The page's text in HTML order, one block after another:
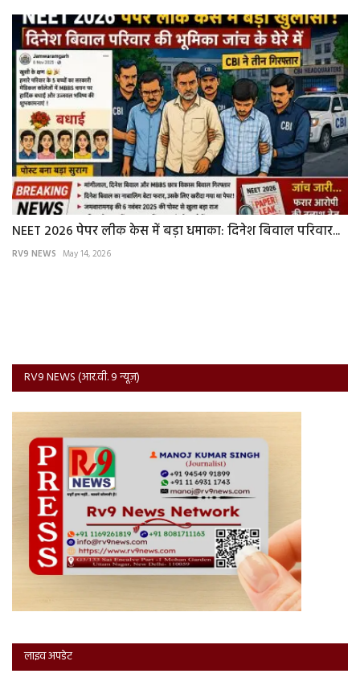
NEET 2026 पेपर लीक केस में बड़ा धमाका: दिनेश बिवाल परिवार...
RV9 NEWS May 14, 2026
RV9 NEWS (आर.वी. 9 न्यूज़)
लाइव अपडेट